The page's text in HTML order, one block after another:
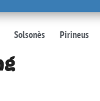
Solsonès Pirineus